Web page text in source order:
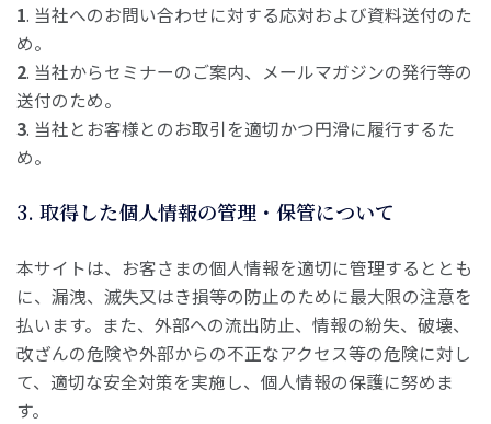
1. 当社へのお問い合わせに対する応対および資料送付のた
め。
2. 当社からセミナーのご案内、メールマガジンの発行等の
送付のため。
3. 当社とお客様とのお取引を適切かつ円滑に履行するた
め。
3. 取得した個人情報の管理・保管について
本サイトは、お客さまの個人情報を適切に管理するととも
に、漏洩、滅失又はき損等の防止のために最大限の注意を
払います。また、外部への流出防止、情報の紛失、破壊、
改ざんの危険や外部からの不正なアクセス等の危険に対し
て、適切な安全対策を実施し、個人情報の保護に努めま
す。